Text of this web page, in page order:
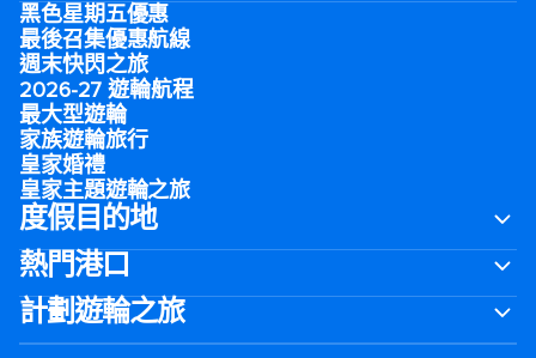
黑色星期五優惠
最後召集優惠航線
週末快閃之旅
2026-27 遊輪航程
最大型遊輪
家族遊輪旅行
皇家婚禮
皇家主題遊輪之旅
度假目的地
熱門港口
計劃遊輪之旅